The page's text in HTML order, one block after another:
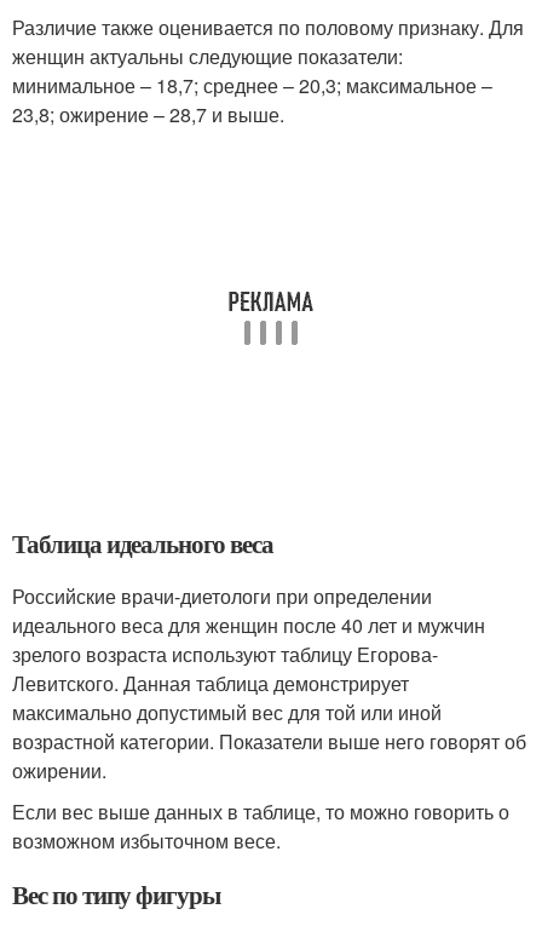
Различие также оценивается по половому признаку. Для
женщин актуальны следующие показатели:
минимальное – 18,7; среднее – 20,3; максимальное –
23,8; ожирение – 28,7 и выше.
Таблица идеального веса
Российские врачи-диетологи при определении
идеального веса для женщин после 40 лет и мужчин
зрелого возраста используют таблицу Егорова-
Левитского. Данная таблица демонстрирует
максимально допустимый вес для той или иной
возрастной категории. Показатели выше него говорят об
ожирении.
Если вес выше данных в таблице, то можно говорить о
возможном избыточном весе.
Вес по типу фигуры